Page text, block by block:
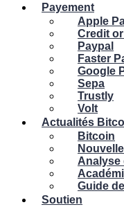
Payement
Apple
Credit
Paypal
Faster
Google
Sepa
Trustly
Volt
Actualités
Bitcoin
Analyse
Guide
Soutien